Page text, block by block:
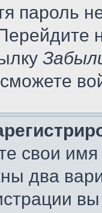
пароль
свои
два